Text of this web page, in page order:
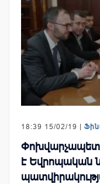
18:39 15/02/19 |
Փոխվարչապետ
է Եվրոպական